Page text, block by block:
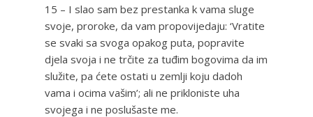
15 – I slao sam bez prestanka k vama sluge
svoje, proroke, da vam propovijedaju: ‘Vratite
se svaki sa svoga opakog puta, popravite
djela svoja i ne trčite za tuđim bogovima da im
služite, pa ćete ostati u zemlji koju dadoh
vama i ocima vašim’; ali ne prikloniste uha
svojega i ne poslušaste me.